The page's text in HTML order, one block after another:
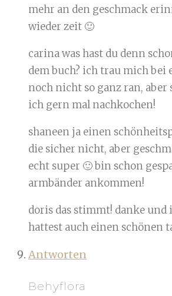
mehr an den geschmack
wieder zeit 🙂
carina was hast du denn
dem buch? ich trau mich bei
noch nicht so ganz ran,
ich gern mal nachkochen!
shaneen ja einen
die sicher nicht, aber
echt super 🙂 bin schon
armbänder ankommen!
doris das stimmt! danke und
hattest auch einen schönen
Antworten
Behyflora